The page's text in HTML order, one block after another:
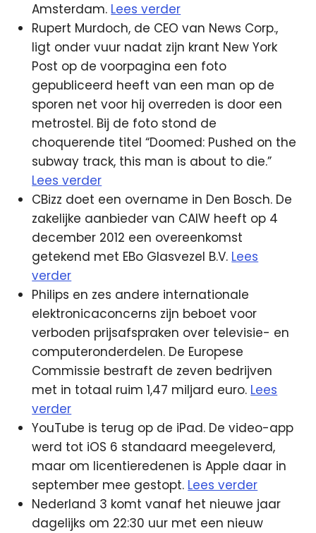
Amsterdam. Lees verder
Rupert Murdoch, de CEO van News Corp.,
ligt onder vuur nadat zijn krant New York
Post op de voorpagina een foto
gepubliceerd heeft van een man op de
sporen net voor hij overreden is door een
metrostel. Bij de foto stond de
choquerende titel “Doomed: Pushed on the
subway track, this man is about to die.”
Lees verder
CBizz doet een overname in Den Bosch. De
zakelijke aanbieder van CAIW heeft op 4
december 2012 een overeenkomst
getekend met EBo Glasvezel B.V. Lees
verder
Philips en zes andere internationale
elektronicaconcerns zijn beboet voor
verboden prijsafspraken over televisie- en
computeronderdelen. De Europese
Commissie bestraft de zeven bedrijven
met in totaal ruim 1,47 miljard euro. Lees
verder
YouTube is terug op de iPad. De video-app
werd tot iOS 6 standaard meegeleverd,
maar om licentieredenen is Apple daar in
september mee gestopt. Lees verder
Nederland 3 komt vanaf het nieuwe jaar
dagelijks om 22:30 uur met een nieuw